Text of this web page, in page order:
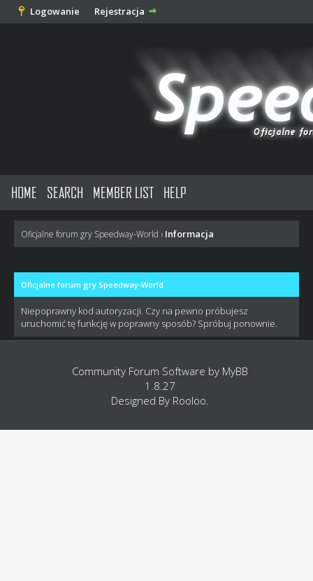
Logowanie Rejestracja
HOME SEARCH MEMBER LIST HELP
Oficjalne forum gry Speedway-World › Informacja
Oficjalne forum gry Speedway-World
Niepoprawny kod autoryzacji. Czy na pewno próbujesz
uruchomić tę funkcję w poprawny sposób? Spróbuj ponownie.
Community Forum Software by MyBB
1.8.27
Designed By Rooloo.